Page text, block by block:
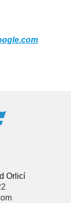
Orlicí